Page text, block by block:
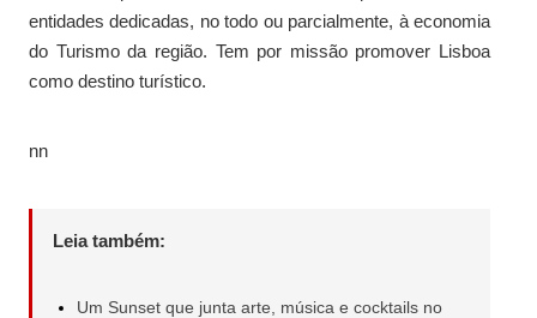
entidades dedicadas, no todo ou parcialmente, à economia
do Turismo da região. Tem por missão promover Lisboa
como destino turístico.
nn
Leia também:
Um Sunset que junta arte, música e cocktails no